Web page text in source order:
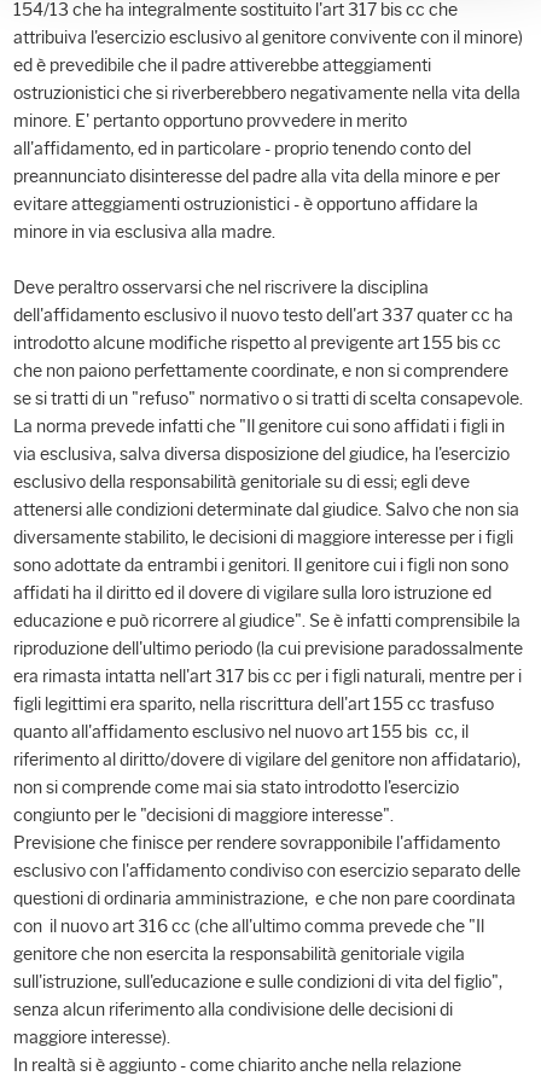
154/13 che ha integralmente sostituito l'art 317 bis cc che
attribuiva l'esercizio esclusivo al genitore convivente con il minore)
ed è prevedibile che il padre attiverebbe atteggiamenti
ostruzionistici che si riverberebbero negativamente nella vita della
minore. E' pertanto opportuno provvedere in merito
all'affidamento, ed in particolare - proprio tenendo conto del
preannunciato disinteresse del padre alla vita della minore e per
evitare atteggiamenti ostruzionistici - è opportuno affidare la
minore in via esclusiva alla madre.
Deve peraltro osservarsi che nel riscrivere la disciplina
dell'affidamento esclusivo il nuovo testo dell'art 337 quater cc ha
introdotto alcune modifiche rispetto al previgente art 155 bis cc
che non paiono perfettamente coordinate, e non si comprendere
se si tratti di un "refuso" normativo o si tratti di scelta consapevole.
La norma prevede infatti che "Il genitore cui sono affidati i figli in
via esclusiva, salva diversa disposizione del giudice, ha l'esercizio
esclusivo della responsabilità genitoriale su di essi; egli deve
attenersi alle condizioni determinate dal giudice. Salvo che non sia
diversamente stabilito, le decisioni di maggiore interesse per i figli
sono adottate da entrambi i genitori. Il genitore cui i figli non sono
affidati ha il diritto ed il dovere di vigilare sulla loro istruzione ed
educazione e può ricorrere al giudice". Se è infatti comprensibile la
riproduzione dell'ultimo periodo (la cui previsione paradossalmente
era rimasta intatta nell'art 317 bis cc per i figli naturali, mentre per i
figli legittimi era sparito, nella riscrittura dell'art 155 cc trasfuso
quanto all'affidamento esclusivo nel nuovo art 155 bis cc, il
riferimento al diritto/dovere di vigilare del genitore non affidatario),
non si comprende come mai sia stato introdotto l'esercizio
congiunto per le "decisioni di maggiore interesse".
Previsione che finisce per rendere sovrapponibile l'affidamento
esclusivo con l'affidamento condiviso con esercizio separato delle
questioni di ordinaria amministrazione, e che non pare coordinata
con il nuovo art 316 cc (che all'ultimo comma prevede che "Il
genitore che non esercita la responsabilità genitoriale vigila
sull'istruzione, sull'educazione e sulle condizioni di vita del figlio",
senza alcun riferimento alla condivisione delle decisioni di
maggiore interesse).
In realtà si è aggiunto - come chiarito anche nella relazione